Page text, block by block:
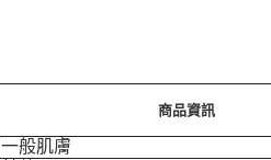
商品資訊
一般肌膚